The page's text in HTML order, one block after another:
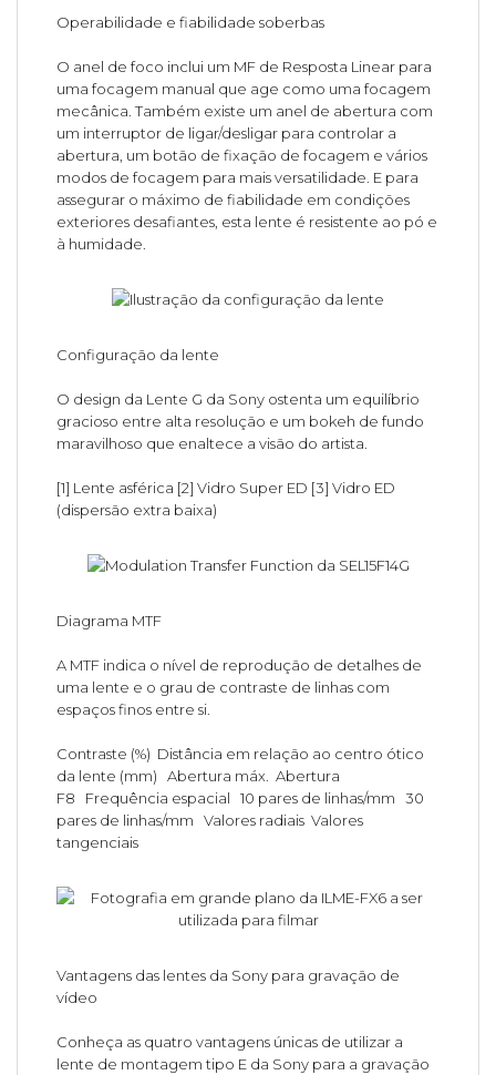
Operabilidade e fiabilidade soberbas
O anel de foco inclui um MF de Resposta Linear para
uma focagem manual que age como uma focagem
mecânica. Também existe um anel de abertura com
um interruptor de ligar/desligar para controlar a
abertura, um botão de fixação de focagem e vários
modos de focagem para mais versatilidade. E para
assegurar o máximo de fiabilidade em condições
exteriores desafiantes, esta lente é resistente ao pó e
à humidade.
Configuração da lente
O design da Lente G da Sony ostenta um equilíbrio
gracioso entre alta resolução e um bokeh de fundo
maravilhoso que enaltece a visão do artista.
[1] Lente asférica [2] Vidro Super ED [3] Vidro ED
(dispersão extra baixa)
Diagrama MTF
A MTF indica o nível de reprodução de detalhes de
uma lente e o grau de contraste de linhas com
espaços finos entre si.
Contraste (%) Distância em relação ao centro ótico
da lente (mm) Abertura máx. Abertura
F8 Frequência espacial 10 pares de linhas/mm 30
pares de linhas/mm Valores radiais Valores
tangenciais
Vantagens das lentes da Sony para gravação de
vídeo
Conheça as quatro vantagens únicas de utilizar a
lente de montagem tipo E da Sony para a gravação